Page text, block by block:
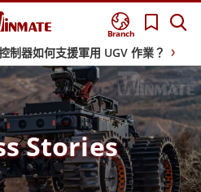
Branch
制器如何支援軍用 UGV 作業？
Stories